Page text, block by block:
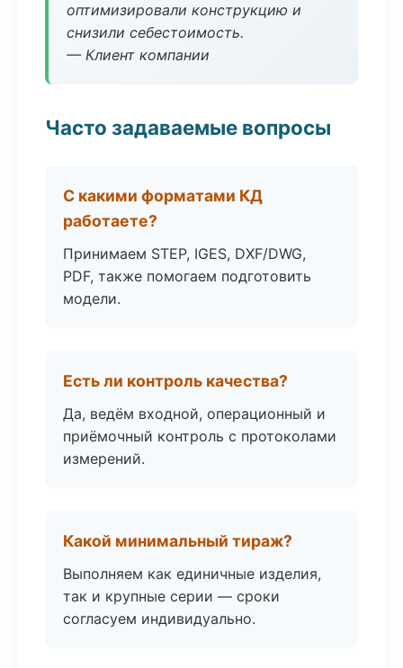
оптимизировали конструкцию и
снизили себестоимость.
— Клиент компании
Часто задаваемые вопросы
С какими форматами КД
работаете?
Принимаем STEP, IGES, DXF/DWG,
PDF, также помогаем подготовить
модели.
Есть ли контроль качества?
Да, ведём входной, операционный и
приёмочный контроль с протоколами
измерений.
Какой минимальный тираж?
Выполняем как единичные изделия,
так и крупные серии — сроки
согласуем индивидуально.